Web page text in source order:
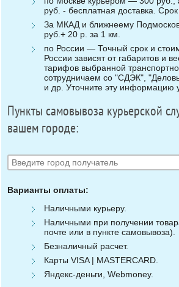
руб. - бесплатная доставка. Срок
За МКАД и ближнеему
руб.+ 20 р. за 1 км.
по России — Точный срок и
России зависят от габаритов и
тарифов выбранной
сотрудничаем со "СДЭК",
и др. Уточните эту информацию у
Пункты самовывоза курьерской
вашем городе:
Варианты оплаты:
Наличными курьеру.
Наличными при получении
почте или в пункте самовывоза).
Безналичный расчет.
Карты VISA | MASTERCARD.
Яндекс-деньги, Webmoney.